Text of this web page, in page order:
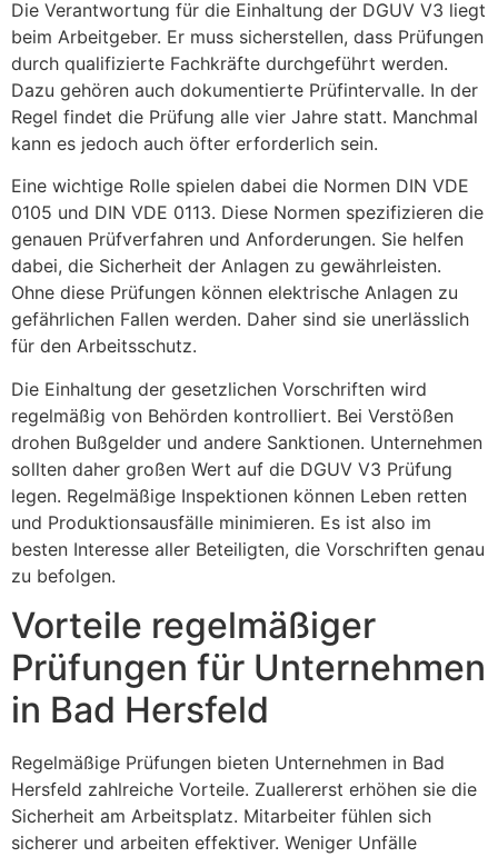
Die Verantwortung für die Einhaltung der DGUV V3 liegt
beim Arbeitgeber. Er muss sicherstellen, dass Prüfungen
durch qualifizierte Fachkräfte durchgeführt werden.
Dazu gehören auch dokumentierte Prüfintervalle. In der
Regel findet die Prüfung alle vier Jahre statt. Manchmal
kann es jedoch auch öfter erforderlich sein.
Eine wichtige Rolle spielen dabei die Normen DIN VDE
0105 und DIN VDE 0113. Diese Normen spezifizieren die
genauen Prüfverfahren und Anforderungen. Sie helfen
dabei, die Sicherheit der Anlagen zu gewährleisten.
Ohne diese Prüfungen können elektrische Anlagen zu
gefährlichen Fallen werden. Daher sind sie unerlässlich
für den Arbeitsschutz.
Die Einhaltung der gesetzlichen Vorschriften wird
regelmäßig von Behörden kontrolliert. Bei Verstößen
drohen Bußgelder und andere Sanktionen. Unternehmen
sollten daher großen Wert auf die DGUV V3 Prüfung
legen. Regelmäßige Inspektionen können Leben retten
und Produktionsausfälle minimieren. Es ist also im
besten Interesse aller Beteiligten, die Vorschriften genau
zu befolgen.
Vorteile regelmäßiger
Prüfungen für Unternehmen
in Bad Hersfeld
Regelmäßige Prüfungen bieten Unternehmen in Bad
Hersfeld zahlreiche Vorteile. Zuallererst erhöhen sie die
Sicherheit am Arbeitsplatz. Mitarbeiter fühlen sich
sicherer und arbeiten effektiver. Weniger Unfälle